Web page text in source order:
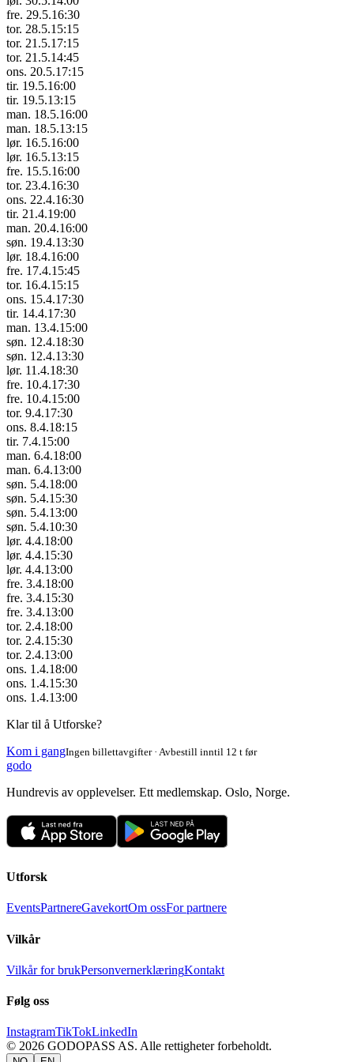
fre. 29.5.16:30
tor. 28.5.15:15
tor. 21.5.17:15
tor. 21.5.14:45
ons. 20.5.17:15
tir. 19.5.16:00
tir. 19.5.13:15
man. 18.5.16:00
man. 18.5.13:15
lør. 16.5.16:00
lør. 16.5.13:15
fre. 15.5.16:00
tor. 23.4.16:30
ons. 22.4.16:30
tir. 21.4.19:00
man. 20.4.16:00
søn. 19.4.13:30
lør. 18.4.16:00
fre. 17.4.15:45
tor. 16.4.15:15
ons. 15.4.17:30
tir. 14.4.17:30
man. 13.4.15:00
søn. 12.4.18:30
søn. 12.4.13:30
lør. 11.4.18:30
fre. 10.4.17:30
fre. 10.4.15:00
tor. 9.4.17:30
ons. 8.4.18:15
tir. 7.4.15:00
man. 6.4.18:00
man. 6.4.13:00
søn. 5.4.18:00
søn. 5.4.15:30
søn. 5.4.13:00
søn. 5.4.10:30
lør. 4.4.18:00
lør. 4.4.15:30
lør. 4.4.13:00
fre. 3.4.18:00
fre. 3.4.15:30
fre. 3.4.13:00
tor. 2.4.18:00
tor. 2.4.15:30
tor. 2.4.13:00
ons. 1.4.18:00
ons. 1.4.15:30
ons. 1.4.13:00
Klar til å Utforske?
Kom i gangIngen billettavgifter · Avbestill inntil 12 t før
godo
Hundrevis av opplevelser. Ett medlemskap. Oslo, Norge.
Utforsk
EventsPartnereGavekortOm ossFor partnere
Vilkår
Vilkår for brukPersonvernerklæringKontakt
Følg oss
InstagramTikTokLinkedIn
© 2026 GODOPASS AS. Alle rettigheter forbeholdt.